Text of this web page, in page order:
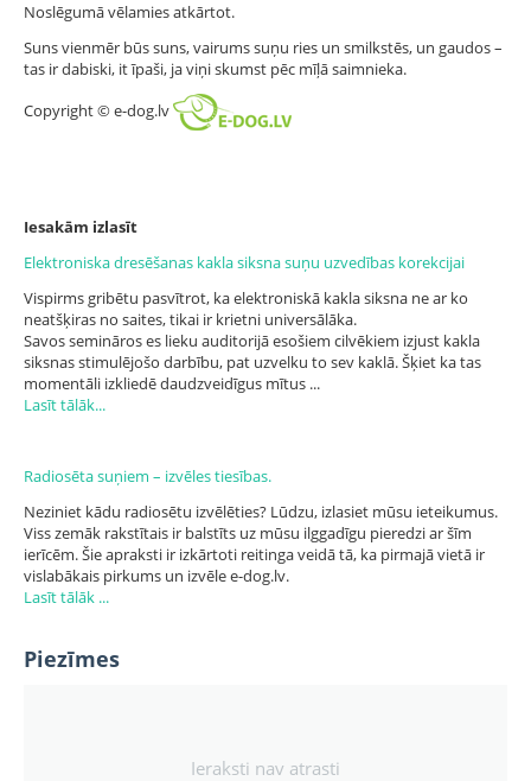
Noslēgumā vēlamies atkārtot.
Suns vienmēr būs suns, vairums suņu ries un smilkstēs, un gaudos –
tas ir dabiski, it īpaši, ja viņi skumst pēc mīļā saimnieka.
Copyright © e-dog.lv
Iesakām izlasīt
Elektroniska dresēšanas kakla siksna suņu uzvedības korekcijai
Vispirms gribētu pasvītrot, ka elektroniskā kakla siksna ne ar ko
neatšķiras no saites, tikai ir krietni universālāka.
Savos semināros es lieku auditorijā esošiem cilvēkiem izjust kakla
siksnas stimulējošo darbību, pat uzvelku to sev kaklā. Šķiet ka tas
momentāli izkliedē daudzveidīgus mītus ...
Lasīt tālāk...
Radiosēta suņiem – izvēles tiesības.
Neziniet kādu radiosētu izvēlēties? Lūdzu, izlasiet mūsu ieteikumus.
Viss zemāk rakstītais ir balstīts uz mūsu ilggadīgu pieredzi ar šīm
ierīcēm. Šie apraksti ir izkārtoti reitinga veidā tā, ka pirmajā vietā ir
vislabākais pirkums un izvēle e-dog.lv.
Lasīt tālāk ...
Piezīmes
Ieraksti nav atrasti